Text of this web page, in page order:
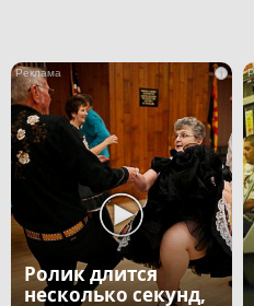
i
Ролик длится
несколько секунд,